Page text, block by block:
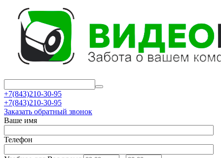
+7(843)210-30-95
+7(843)210-30-95
Заказать обратный звонок
Ваше имя
Телефон